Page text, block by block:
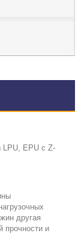
LPU, EPU с Z-
другая
прочности и